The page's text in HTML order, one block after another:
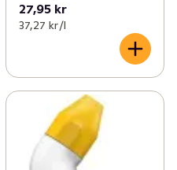
27,95 kr
37,27 kr /l